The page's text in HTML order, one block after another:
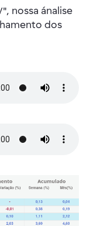
nossa ánalise
dos